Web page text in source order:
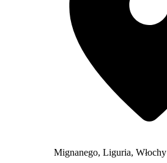
Mignanego, Liguria, Włochy